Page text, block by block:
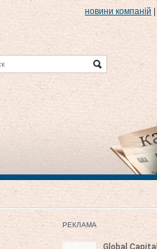
новини компаній
РЕКЛАМА